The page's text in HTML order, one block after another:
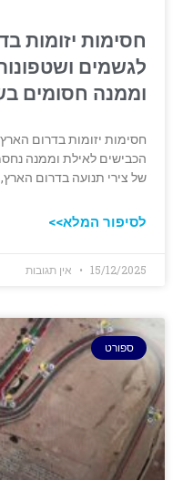
חסימות יזומות
לגשמים
וממנה חסומים
חסימות יזומות בדרום
הכבישים לאילת וממנה
של צירי תנועה בדרום
לסיפור המלא>>
15/12/2025 אין תגובות
ספורט